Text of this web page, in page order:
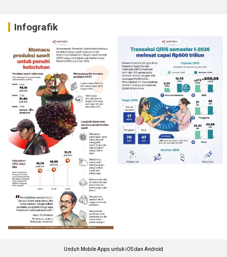
Infografik
Unduh Mobile Apps untuk iOS dan Android